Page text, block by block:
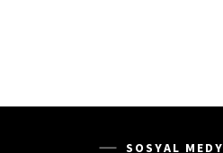
SOSYAL